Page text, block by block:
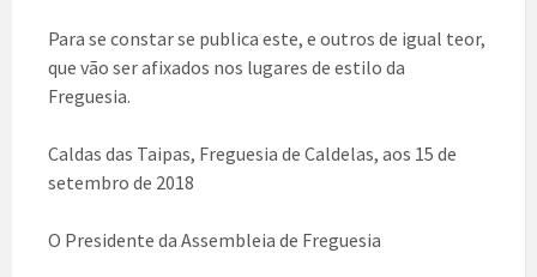
Para se constar se publica este, e outros de igual teor,
que vão ser afixados nos lugares de estilo da
Freguesia.
Caldas das Taipas, Freguesia de Caldelas, aos 15 de
setembro de 2018
O Presidente da Assembleia de Freguesia